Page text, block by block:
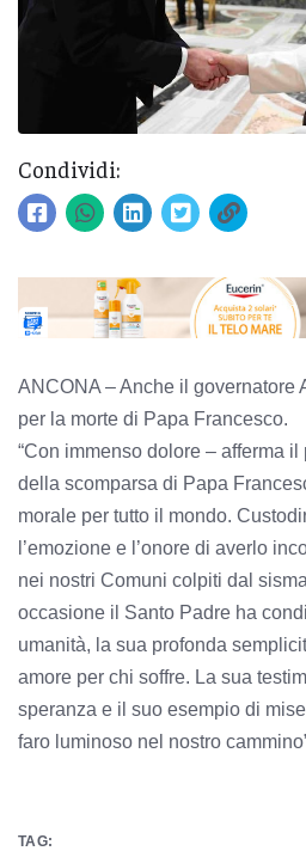
Condividi:
ANCONA – Anche il governatore
per la morte di Papa Francesco.
“Con immenso dolore – afferma
della scomparsa di Papa
morale per tutto il mondo.
l’emozione e l’onore di averlo
nei nostri Comuni colpiti dal
occasione il Santo Padre ha
umanità, la sua profonda
amore per chi soffre. La sua
speranza e il suo esempio di
faro luminoso nel nostro
TAG: